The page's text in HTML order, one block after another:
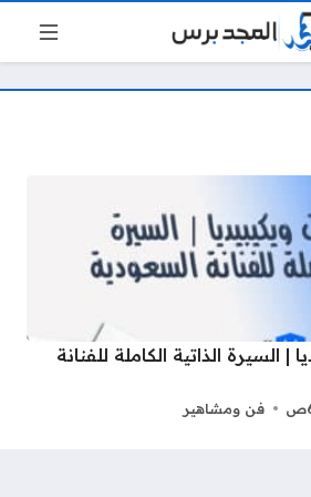
السيرة الذاتية الكاملة للفنانة
فن ومشاهير